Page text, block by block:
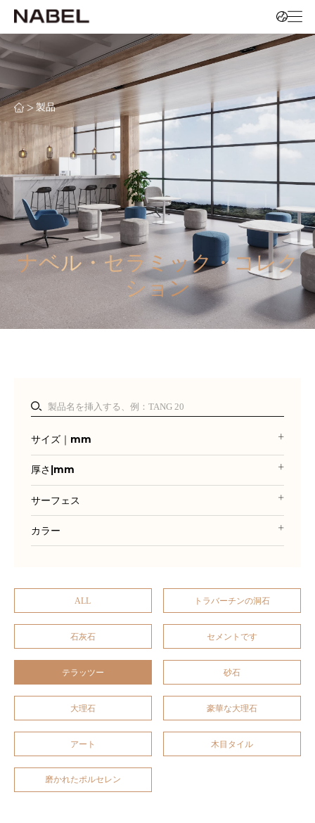
> 製品
ナベル・セラミック・コレク
ション
サイズ｜mm
厚さ|mm
サーフェス
カラー
ALL トラバーチンの洞石
石灰石 セメントです
テラッツー 砂石
大理石 豪華な大理石
アート 木目タイル
磨かれたポルセレン